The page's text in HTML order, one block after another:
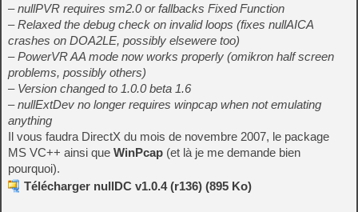
– nullPVR requires sm2.0 or fallbacks Fixed Function
– Relaxed the debug check on invalid loops (fixes nullAICA
crashes on DOA2LE, possibly elsewere too)
– PowerVR AA mode now works properly (omikron half screen
problems, possibly others)
– Version changed to 1.0.0 beta 1.6
– nullExtDev no longer requires winpcap when not emulating
anything
Il vous faudra DirectX du mois de novembre 2007, le package
MS VC++ ainsi que WinPcap (et là je me demande bien
pourquoi).
Télécharger nullDC v1.0.4 (r136) (895 Ko)